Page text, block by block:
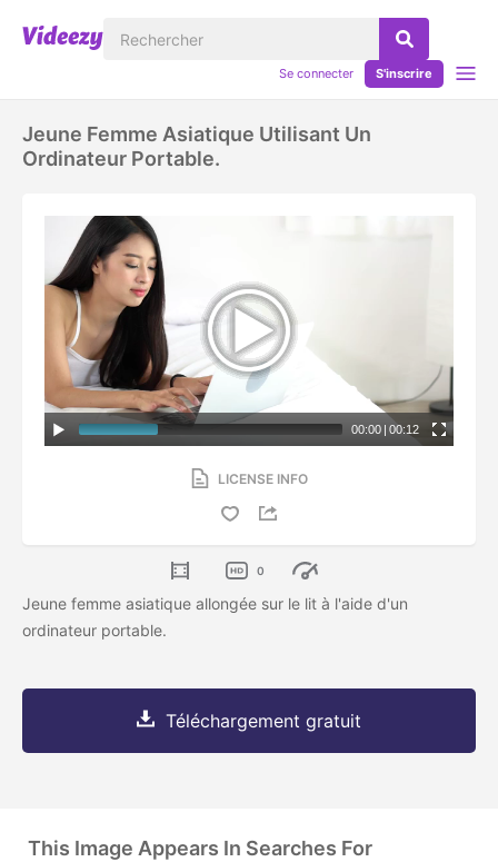
Se connecter S'inscrire
Jeune Femme Asiatique Utilisant Un
Ordinateur Portable.
00:00 | 00:12
LICENSE INFO
0
Jeune femme asiatique allongée sur le lit à l'aide d'un
ordinateur portable.
Téléchargement gratuit
This Image Appears In Searches For